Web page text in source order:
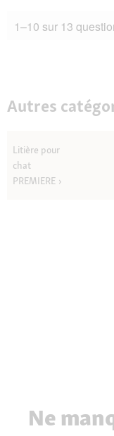
1–10 sur 13
Autres
Litière pour
chat
PREMIERE
Ne